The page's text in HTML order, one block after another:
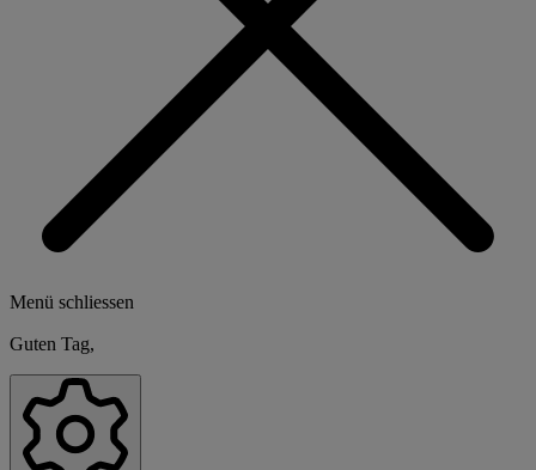
Menü schliessen
Guten Tag,